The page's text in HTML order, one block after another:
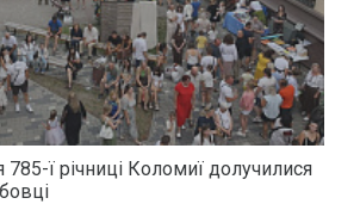
ї річниці Коломиї долучилися